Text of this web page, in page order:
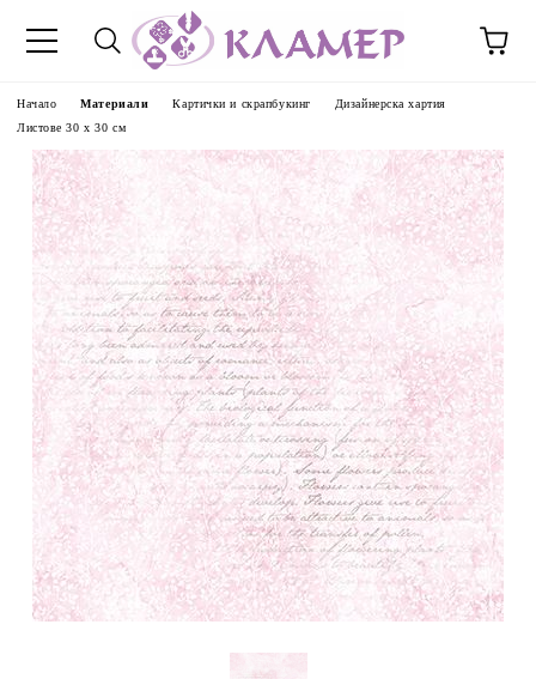
Начало Материали Картички и скрапбукинг
Дизайнерска хартия
Листове 30 х 30 см